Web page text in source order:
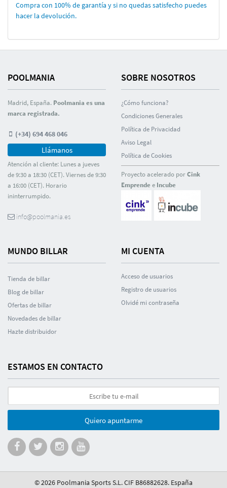
Compra con 100% de garantí­a y si no quedas satisfecho puedes
hacer la devolución.
POOLMANIA
Madrid, España. Poolmania es una
marca registrada.
(+34) 694 468 046
Llámanos
Atención al cliente: Lunes a jueves
de 9:30 a 18:30 (CET). Viernes de 9:30
a 16:00 (CET). Horario
ininterrumpido.
info@poolmania.es
SOBRE NOSOTROS
¿Cómo funciona?
Condiciones Generales
Polí­tica de Privacidad
Aviso Legal
Polí­tica de Cookies
Proyecto acelerado porCink
Emprendee Incube
MUNDO BILLAR
Tienda de billar
Blog de billar
Ofertas de billar
Novedades de billar
Hazte distribuidor
MI CUENTA
Acceso de usuarios
Registro de usuarios
Olvidé mi contraseña
ESTAMOS EN CONTACTO
Quiero apuntarme
© 2026 Poolmania Sports S.L. CIF B86882628. España